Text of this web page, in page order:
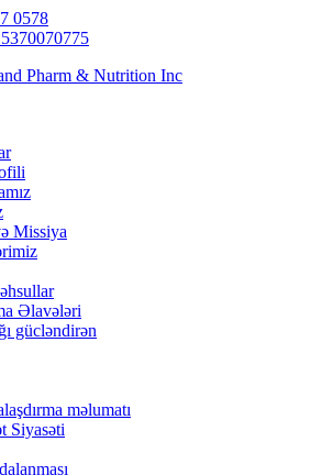
0578
Missiya
Əlavələri
gücləndirən
məlumatı
Siyasəti